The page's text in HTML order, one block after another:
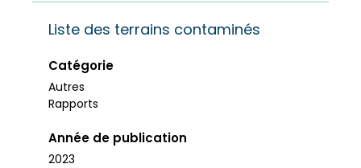
Liste des terrains contaminés
Catégorie
Autres
Rapports
Année de publication
2023